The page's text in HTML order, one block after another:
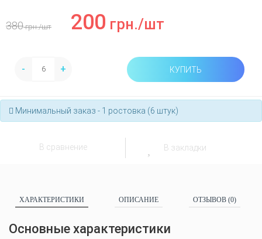
380грн./шт 200 грн./шт
- + КУПИТЬ
Минимальный заказ - 1 ростовка (6 штук)
В сравнение В закладки
ХАРАКТЕРИСТИКИ ОПИСАНИЕ ОТЗЫВОВ (0)
Основные характеристики